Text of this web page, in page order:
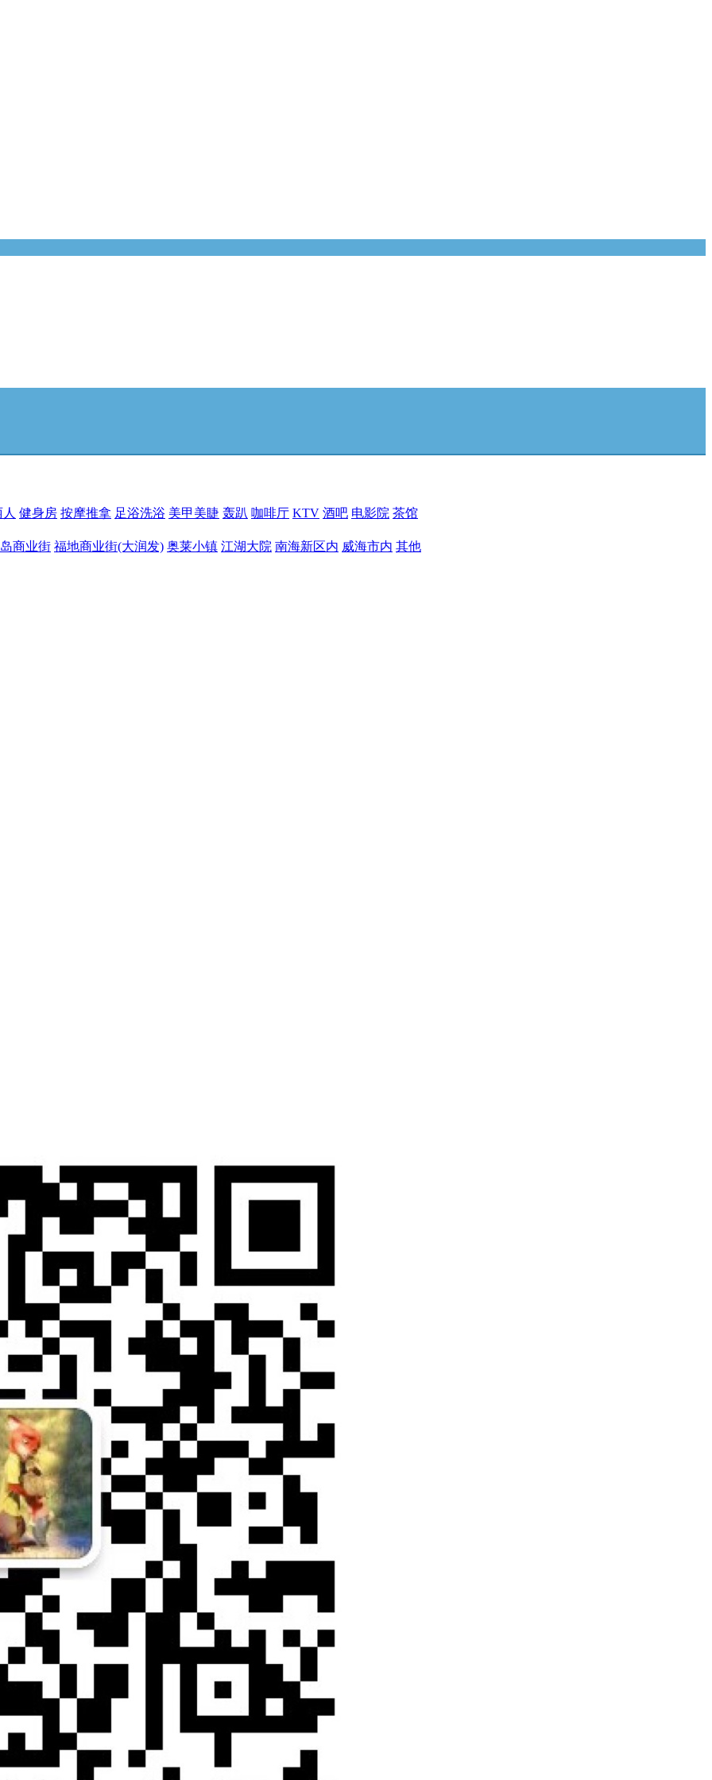
健身房 按摩推拿 足浴洗浴 美甲美睫 轰趴 咖啡厅 KTV 酒吧 电影院 茶馆
商业街 福地商业街(大润发) 奥莱小镇 江湖大院 南海新区内 威海市内 其他